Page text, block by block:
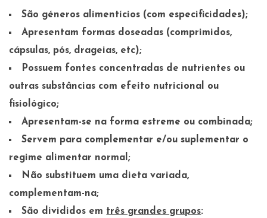
São géneros alimentícios (com especificidades);
Apresentam formas doseadas (comprimidos,
cápsulas, pós, drageias, etc);
Possuem fontes concentradas de nutrientes ou
outras substâncias com efeito nutricional ou
fisiológico;
Apresentam-se na forma estreme ou combinada;
Servem para complementar e/ou suplementar o
regime alimentar normal;
Não substituem uma dieta variada,
complementam-na;
São divididos em três grandes grupos: